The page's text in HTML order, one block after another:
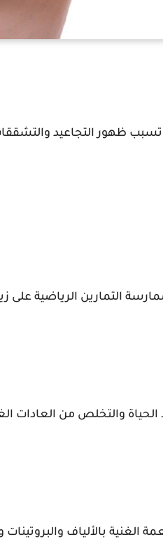
تسبب ظهور التجاعيد
التمارين الرياضية
والتخلص من العادات
بالألياف والبروتينات